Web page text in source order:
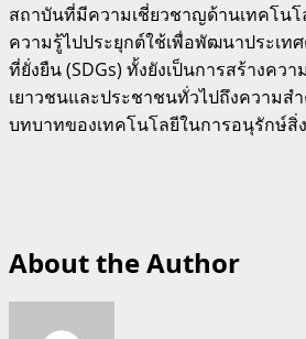
สถาบันที่มีความเชี่ยวชาญด้านเทคโน
ความรู้ไปประยุกต์ใช้เพื่อพัฒนาประเ
ที่ยั่งยืน (SDGs) ทั้งยังเป็นการสร้างคว
เยาวชนและประชาชนทั่วไปถึงความส
บทบาทของเทคโนโลยีในการอนุรักษ์สิ่
About the Author